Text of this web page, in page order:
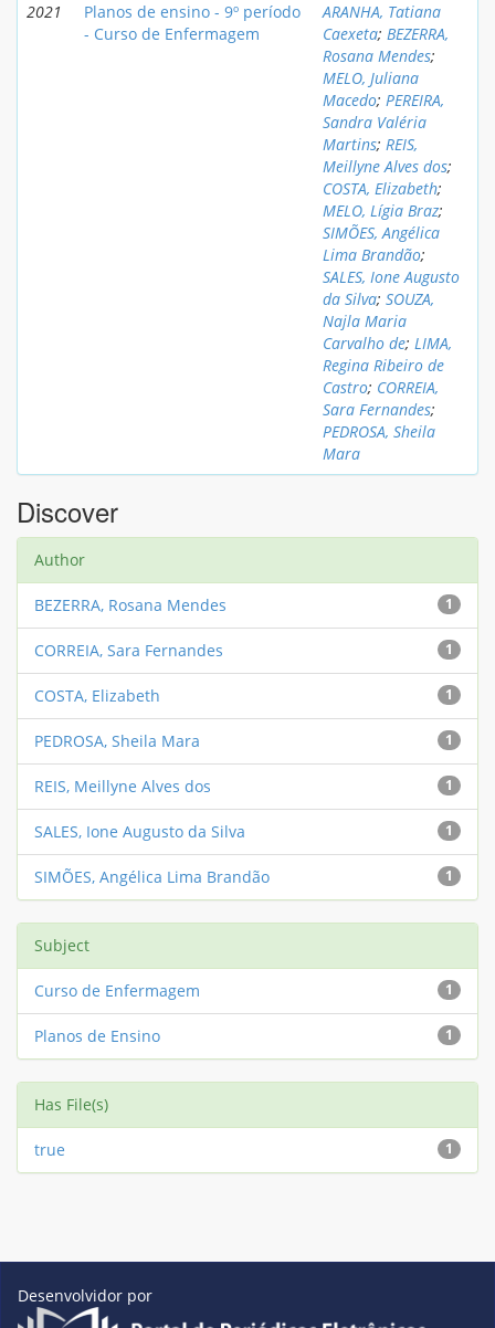
2021
Planos de ensino - 9º período
- Curso de Enfermagem
ARANHA, Tatiana
Caexeta; BEZERRA,
Rosana Mendes;
MELO, Juliana
Macedo; PEREIRA,
Sandra Valéria
Martins; REIS,
Meillyne Alves dos;
COSTA, Elizabeth;
MELO, Lígia Braz;
SIMÕES, Angélica
Lima Brandão;
SALES, Ione Augusto
da Silva; SOUZA,
Najla Maria
Carvalho de; LIMA,
Regina Ribeiro de
Castro; CORREIA,
Sara Fernandes;
PEDROSA, Sheila
Mara
Discover
Author
1
BEZERRA, Rosana Mendes
1
CORREIA, Sara Fernandes
1
COSTA, Elizabeth
1
PEDROSA, Sheila Mara
1
REIS, Meillyne Alves dos
1
SALES, Ione Augusto da Silva
1
SIMÕES, Angélica Lima Brandão
Subject
1
Curso de Enfermagem
1
Planos de Ensino
Has File(s)
1
true
Desenvolvidor por